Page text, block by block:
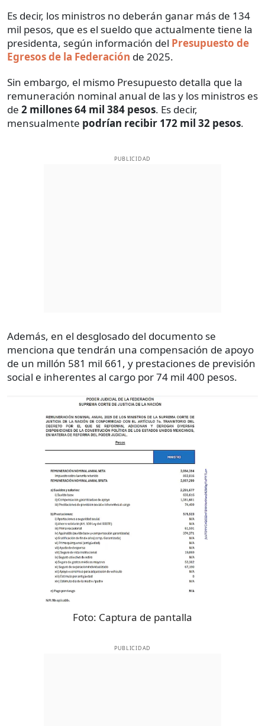
Es decir, los ministros no deberán ganar más de 134
mil pesos, que es el sueldo que actualmente tiene la
presidenta, según información del Presupuesto de
Egresos de la Federación de 2025.
Sin embargo, el mismo Presupuesto detalla que la
remuneración nominal anual de las y los ministros es
de 2 millones 64 mil 384 pesos. Es decir,
mensualmente podrían recibir 172 mil 32 pesos.
PUBLICIDAD
Además, en el desglosado del documento se
menciona que tendrán una compensación de apoyo
de un millón 581 mil 661, y prestaciones de previsión
social e inherentes al cargo por 74 mil 400 pesos.
Foto: Captura de pantalla
PUBLICIDAD